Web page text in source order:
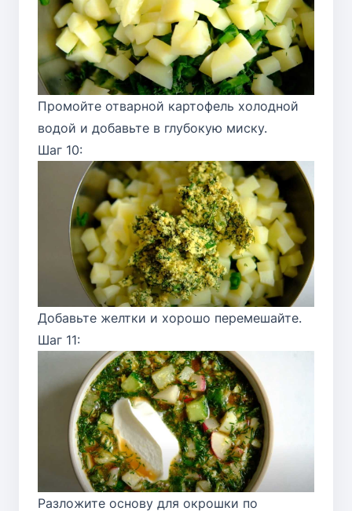
Промойте отварной картофель холодной
водой и добавьте в глубокую миску.
Шаг 10:
Добавьте желтки и хорошо перемешайте.
Шаг 11:
Разложите основу для окрошки по